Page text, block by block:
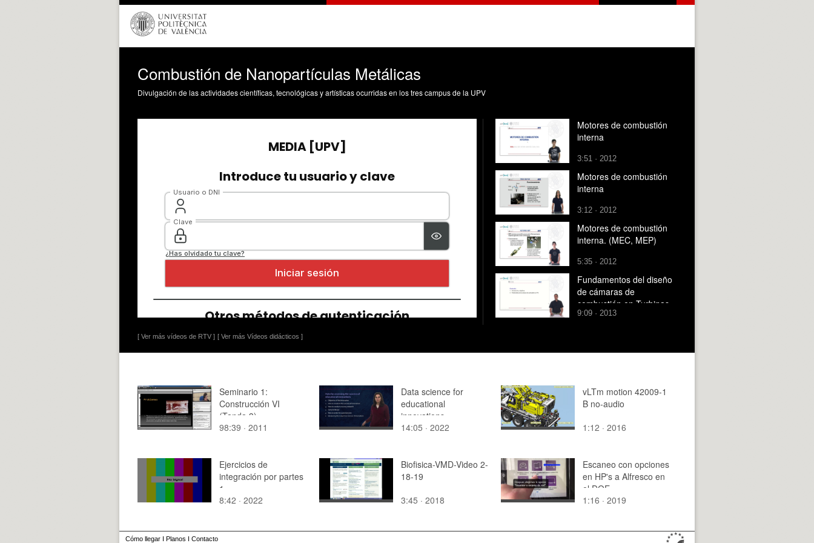
Combustión de Nanopartículas Metálicas
Divulgación de las actividades científicas, tecnológicas y artísticas ocurridas en los tres campus de la UPV
[ Ver más vídeos de RTV ] [ Ver más Vídeos didácticos ]
Motores de combustión
interna
3:51 · 2012
Motores de combustión
interna
3:12 · 2012
Motores de combustión
interna. (MEC, MEP)
5:35 · 2012
Fundamentos del diseño
de cámaras de
combustión en Turbinas
de Gas
9:09 · 2013
Seminario 1:
Construcción VI
(Tanda 3)
98:39 · 2011
Data science for
educational
innovations
14:05 · 2022
vLTm motion 42009-1
B no-audio
1:12 · 2016
Ejercicios de
integración por partes
1
8:42 · 2022
Biofisica-VMD-Video 2-
18-19
3:45 · 2018
Escaneo con opciones
en HP's a Alfresco en
el DOE
1:16 · 2019
Cómo llegar I Planos I Contacto